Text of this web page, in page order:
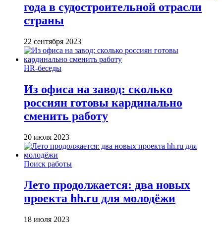
года в судостроительной отрасли
страны
22 сентября 2023
HR-беседы
Из офиса на завод: сколько
россиян готовы кардинально
сменить работу
20 июля 2023
Поиск работы
Лето продолжается: два новых
проекта hh.ru для молодёжи
18 июля 2023